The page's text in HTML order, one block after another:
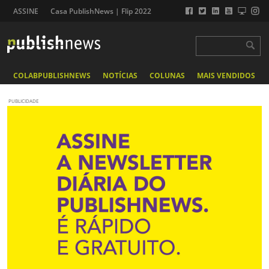
ASSINE Casa PublishNews | Flip 2022
COLABPUBLISHNEWS NOTÍCIAS COLUNAS MAIS VENDIDOS
PUBLICIDADE